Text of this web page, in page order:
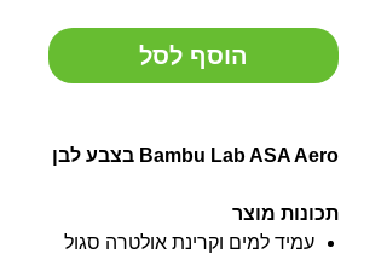
הוסף לסל
Bambu Lab ASA Aero בצבע לבן
תכונות מוצר
עמיד למים וקרינת אולטרה סגול